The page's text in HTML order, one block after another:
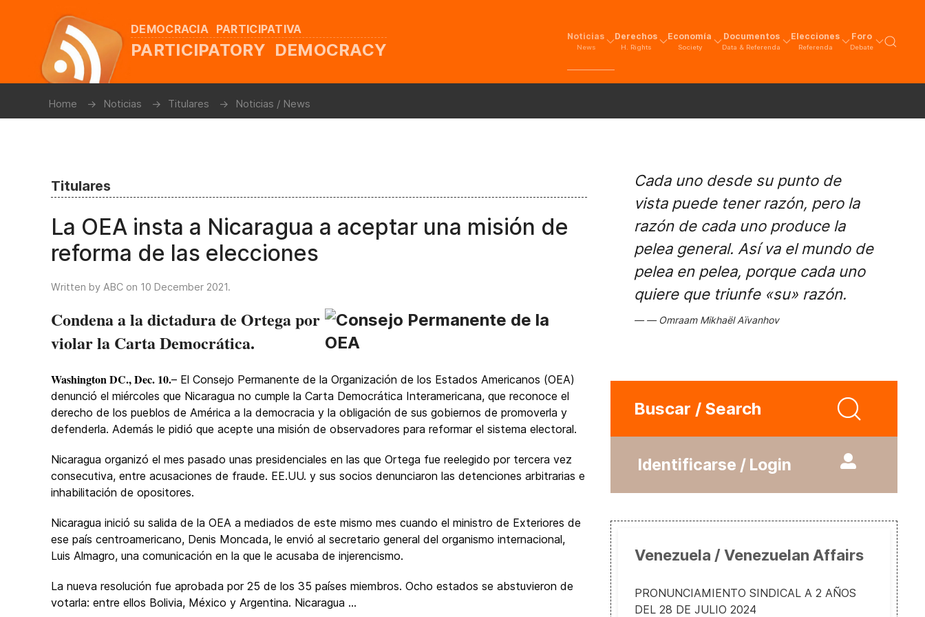
DEMOCRACIA PARTICIPATIVA
PARTICIPATORY DEMOCRACY
Noticias
News
Derechos
H. Rights
Economía
Society
Documentos
Data & Referenda
Elecciones
Referenda
Foro
Debate
Home Noticias Titulares Noticias / News
Titulares
La OEA insta a Nicaragua a aceptar una misión de
reforma de las elecciones
Written by ABC on 10 December 2021.
Condena a la dictadura de Ortega por
violar la Carta Democrática.
Washington DC., Dec. 10.– El Consejo Permanente de la Organización de los Estados Americanos (OEA)
denunció el miércoles que Nicaragua no cumple la Carta Democrática Interamericana, que reconoce el
derecho de los pueblos de América a la democracia y la obligación de sus gobiernos de promoverla y
defenderla. Además le pidió que acepte una misión de observadores para reformar el sistema electoral.
Nicaragua organizó el mes pasado unas presidenciales en las que Ortega fue reelegido por tercera vez
consecutiva, entre acusaciones de fraude. EE.UU. y sus socios denunciaron las detenciones arbitrarias e
inhabilitación de opositores.
Nicaragua inició su salida de la OEA a mediados de este mismo mes cuando el ministro de Exteriores de
ese país centroamericano, Denis Moncada, le envió al secretario general del organismo internacional,
Luis Almagro, una comunicación en la que le acusaba de injerencismo.
La nueva resolución fue aprobada por 25 de los 35 países miembros. Ocho estados se abstuvieron de
votarla: entre ellos Bolivia, México y Argentina. Nicaragua ...
Cada uno desde su punto de
vista puede tener razón, pero la
razón de cada uno produce la
pelea general. Así va el mundo de
pelea en pelea, porque cada uno
quiere que triunfe «su» razón.
Omraam Mikhaël Aïvanhov
Buscar / Search
Identificarse / Login
Venezuela / Venezuelan Affairs
PRONUNCIAMIENTO SINDICAL A 2 AÑOS
DEL 28 DE JULIO 2024